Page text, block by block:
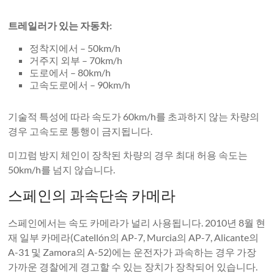
트레일러가 있는 자동차:
정착지에서 – 50km/h
거주지 외부 – 70km/h
도로에서 – 80km/h
고속도로에서 – 90km/h
기술적 특성에 따라 속도가 60km/h를 초과하지 않는 차량의
경우 고속도로 통행이 금지됩니다.
미끄럼 방지 체인이 장착된 차량의 경우 최대 허용 속도는
50km/h를 넘지 않습니다.
스페인의 과속단속 카메라
스페인에서는 속도 카메라가 널리 사용됩니다. 2010년 8월 현
재 일부 카메라(Catellón의 AP-7, Murcia의 AP-7, Alicante의
A-31 및 Zamora의 A-52)에는 운전자가 과속하는 경우 가장
가까운 경찰에게 경고할 수 있는 장치가 장착되어 있습니다.